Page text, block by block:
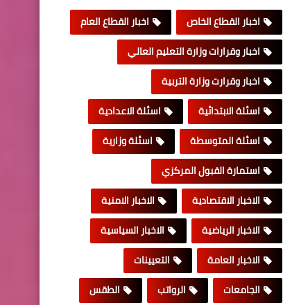
اخبار القطاع الخاص
اخبار القطاع العام
اخبار وقرارات وزارة التعليم العالي
اخبار وقرارت وزارة التربية
اسئلة الابتدائية
اسئلة الاعدادية
اسئلة المتوسطة
اسئلة وزارية
استمارة القبول المركزي
الاخبار الاقتصادية
الاخبار الامنية
الاخبار الرياضية
الاخبار السياسية
الاخبار العامة
التعيينات
الجامعات
الرواتب الطقس